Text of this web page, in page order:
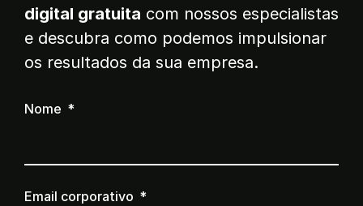
digital gratuita com nossos especialistas
e descubra como podemos impulsionar
os resultados da sua empresa.
Nome
Email corporativo